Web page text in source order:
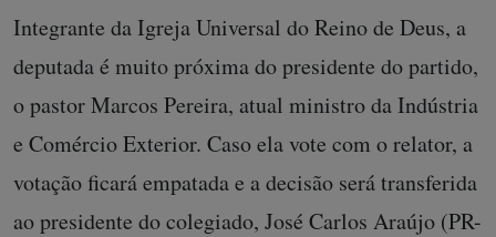
Integrante da Igreja Universal do Reino de Deus, a
deputada é muito próxima do presidente do partido,
o pastor Marcos Pereira, atual ministro da Indústria
e Comércio Exterior. Caso ela vote com o relator, a
votação ficará empatada e a decisão será transferida
ao presidente do colegiado, José Carlos Araújo (PR-